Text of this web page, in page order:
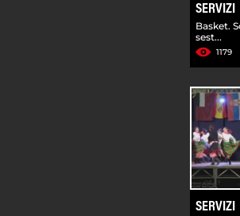
SERVIZI
Basket.
sest...
1179
SERVIZI